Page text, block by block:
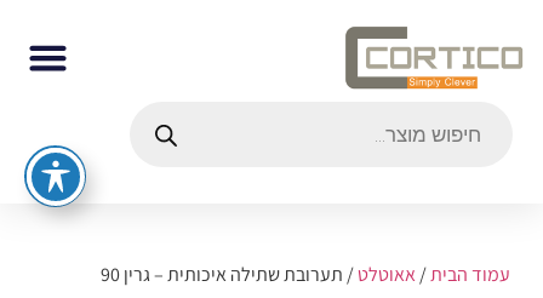
עמוד הבית/אאוטלט/ תערובת שתילה איכותית – גרין 90